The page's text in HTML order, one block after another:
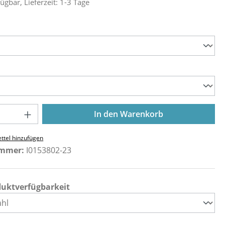
Anzahl: Gib den gewünschten Wert
In den Warenkorb
hinzufügen
I0153802-23